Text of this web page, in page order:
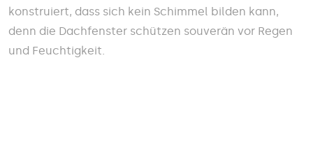
konstruiert, dass sich kein Schimmel bilden kann,
denn die Dachfenster schützen souverän vor Regen
und Feuchtigkeit.